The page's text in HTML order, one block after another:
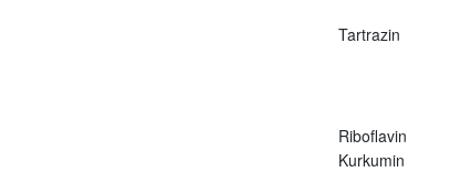
Tartrazin
Riboflavin
Kurkumin